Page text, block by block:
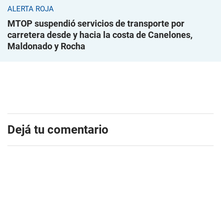
ALERTA ROJA
MTOP suspendió servicios de transporte por
carretera desde y hacia la costa de Canelones,
Maldonado y Rocha
Dejá tu comentario